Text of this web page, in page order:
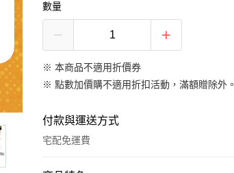
數量
※ 本商品不適用折價券
※點數加價購不適用折扣活動，滿額贈除外。
付款與運送方式
宅配免運費